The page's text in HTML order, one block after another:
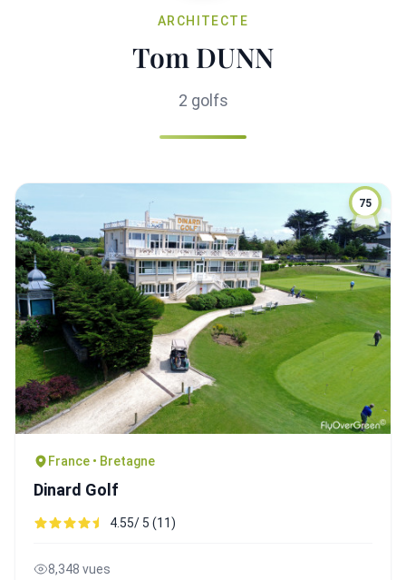
ARCHITECTE
Tom DUNN
2 golfs
75
France • Bretagne
Dinard Golf
4.55/ 5 (11)
8,348 vues